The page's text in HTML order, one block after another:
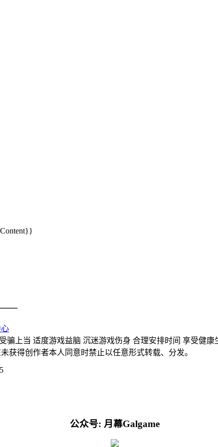
——
骗上当 适度游戏益脑 沉迷游戏伤身 合理安排时间 享受健康
获得创作者本人同意时禁止以任意形式转载、分发。
公众号: 月幕Galgame